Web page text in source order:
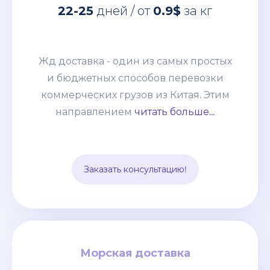
22-25 дней / от 0.9$ за кг
Жд доставка - один из самых простых
и бюджетных способов перевозки
коммерческих грузов из Китая. Этим
направлением читать больше...
Заказать консультацию!
Жд доставка - один из самых простых
направлением мы возим от
небольших сборных грузов 100-200кг
до целых контейнеров. Развитая
система жд сообщения позволяет без
другими видами транспорта.
Морская доставка
Морская доставка